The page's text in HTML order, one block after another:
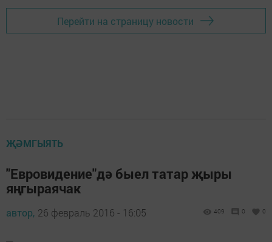
Перейти на страницу новости
ҖӘМГЫЯТЬ
"Евровидение"дә быел татар җыры
яңгыраячак
автор, 26 февраль 2016 - 16:05 409 0 0